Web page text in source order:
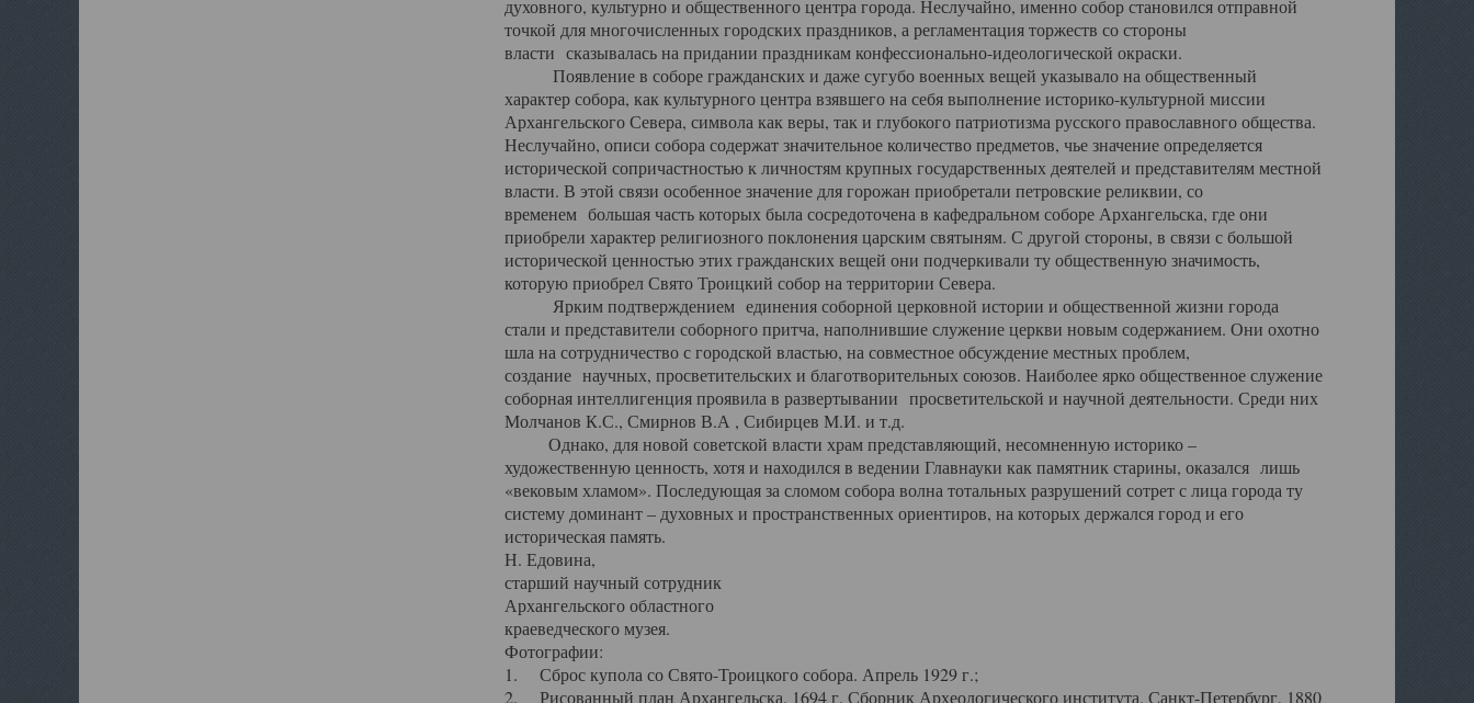
духовного, культурно и общественного центра города. Неслучайно, именно собор становился отправной
точкой для многочисленных городских праздников, а регламентация торжеств со стороны
власти сказывалась на придании праздникам конфессионально-идеологической окраски.
Появление в соборе гражданских и даже сугубо военных вещей указывало на общественный
характер собора, как культурного центра взявшего на себя выполнение историко-культурной миссии
Архангельского Севера, символа как веры, так и глубокого патриотизма русского православного общества.
Неслучайно, описи собора содержат значительное количество предметов, чье значение определяется
исторической сопричастностью к личностям крупных государственных деятелей и представителям местной
власти. В этой связи особенное значение для горожан приобретали петровские реликвии, со
временем большая часть которых была сосредоточена в кафедральном соборе Архангельска, где они
приобрели характер религиозного поклонения царским святыням. С другой стороны, в связи с большой
исторической ценностью этих гражданских вещей они подчеркивали ту общественную значимость,
которую приобрел Свято Троицкий собор на территории Севера.
Ярким подтверждением единения соборной церковной истории и общественной жизни города
стали и представители соборного притча, наполнившие служение церкви новым содержанием. Они охотно
шла на сотрудничество с городской властью, на совместное обсуждение местных проблем,
создание научных, просветительских и благотворительных союзов. Наиболее ярко общественное служение
соборная интеллигенция проявила в развертывании просветительской и научной деятельности. Среди них
Молчанов К.С., Смирнов В.А , Сибирцев М.И. и т.д.
Однако, для новой советской власти храм представляющий, несомненную историко –
художественную ценность, хотя и находился в ведении Главнауки как памятник старины, оказался лишь
«вековым хламом». Последующая за сломом собора волна тотальных разрушений сотрет с лица города ту
систему доминант – духовных и пространственных ориентиров, на которых держался город и его
историческая память.
Н. Едовина,
старший научный сотрудник
Архангельского областного
краеведческого музея.
Фотографии:
1. Сброс купола со Свято-Троицкого собора. Апрель 1929 г.;
2. Рисованный план Архангельска. 1694 г. Сборник Археологического института. Санкт-Петербург, 1880